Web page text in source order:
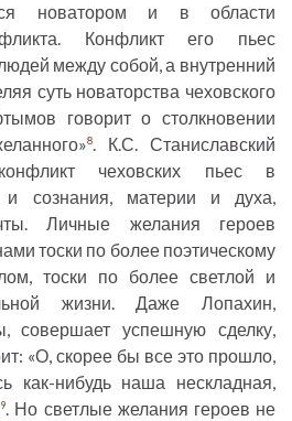
новатором и в области
Конфликт его пьес
между собой, а внутренний
суть новаторства чеховского
говорит о столкновении
8. К.С. Станиславский
чеховских пьес в
и сознания, материи и духа,
Личные желания героев
тоски по более поэтическому
тоски по более светлой и
жизни. Даже Лопахин,
совершает успешную сделку,
«О, скорее бы все это прошло,
как-нибудь наша нескладная,
9. Но светлые желания героев не